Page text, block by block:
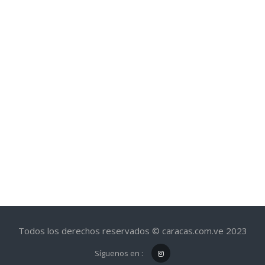
Todos los derechos reservados © caracas.com.ve 2023
Síguenos en :